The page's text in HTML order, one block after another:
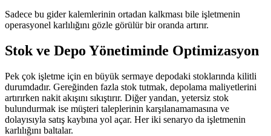
Sadece bu gider kalemlerinin ortadan kalkması bile işletmenin
operasyonel karlılığını gözle görülür bir oranda artırır.
Stok ve Depo Yönetiminde Optimizasyon
Pek çok işletme için en büyük sermaye depodaki stoklarında kilitli
durumdadır. Gereğinden fazla stok tutmak, depolama maliyetlerini
artırırken nakit akışını sıkıştırır. Diğer yandan, yetersiz stok
bulundurmak ise müşteri taleplerinin karşılanamamasına ve
dolayısıyla satış kaybına yol açar. Her iki senaryo da işletmenin
karlılığını baltalar.